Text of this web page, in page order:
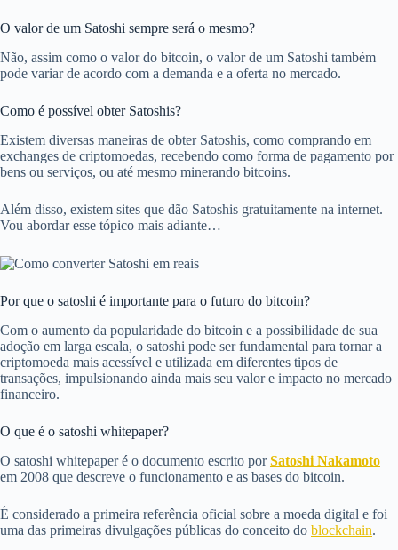
O valor de um Satoshi sempre será o mesmo?
Não, assim como o valor do bitcoin, o valor de um Satoshi também
pode variar de acordo com a demanda e a oferta no mercado.
Como é possível obter Satoshis?
Existem diversas maneiras de obter Satoshis, como comprando em
exchanges de criptomoedas, recebendo como forma de pagamento por
bens ou serviços, ou até mesmo minerando bitcoins.
Além disso, existem sites que dão Satoshis gratuitamente na internet.
Vou abordar esse tópico mais adiante…
Por que o satoshi é importante para o futuro do bitcoin?
Com o aumento da popularidade do bitcoin e a possibilidade de sua
adoção em larga escala, o satoshi pode ser fundamental para tornar a
criptomoeda mais acessível e utilizada em diferentes tipos de
transações, impulsionando ainda mais seu valor e impacto no mercado
financeiro.
O que é o satoshi whitepaper?
O satoshi whitepaper é o documento escrito porSatoshi Nakamoto
em 2008 que descreve o funcionamento e as bases do bitcoin.
É considerado a primeira referência oficial sobre a moeda digital e foi
uma das primeiras divulgações públicas do conceito do blockchain.